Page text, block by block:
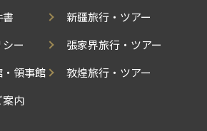
ー
領事館
案内
新疆旅行・ツアー
張家界旅行・ツアー
敦煌旅行・ツアー